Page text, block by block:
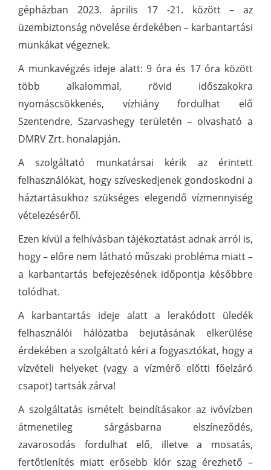
gépházban 2023. április 17 -21. között – az
üzembiztonság növelése érdekében – karbantartási
munkákat végeznek.
A munkavégzés ideje alatt: 9 óra és 17 óra között
több alkalommal, rövid időszakokra
nyomáscsökkenés, vízhiány fordulhat elő
Szentendre, Szarvashegy területén – olvasható a
DMRV Zrt. honalapján.
A szolgáltató munkatársai kérik az érintett
felhasználókat, hogy szíveskedjenek gondoskodni a
háztartásukhoz szükséges elegendő vízmennyiség
vételezéséről.
Ezen kívül a felhívásban tájékoztatást adnak arról is,
hogy – előre nem látható műszaki probléma miatt –
a karbantartás befejezésének időpontja későbbre
tolódhat.
A karbantartás ideje alatt a lerakódott üledék
felhasználói hálózatba bejutásának elkerülése
érdekében a szolgáltató kéri a fogyasztókat, hogy a
vízvételi helyeket (vagy a vízmérő előtti főelzáró
csapot) tartsák zárva!
A szolgáltatás ismételt beindításakor az ivóvízben
átmenetileg sárgásbarna elszíneződés,
zavarosodás fordulhat elő, illetve a mosatás,
fertőtlenítés miatt erősebb klór szag érezhető –